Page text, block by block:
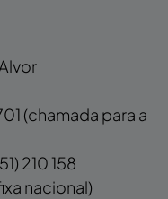
(chamada para a
210 158
nacional)